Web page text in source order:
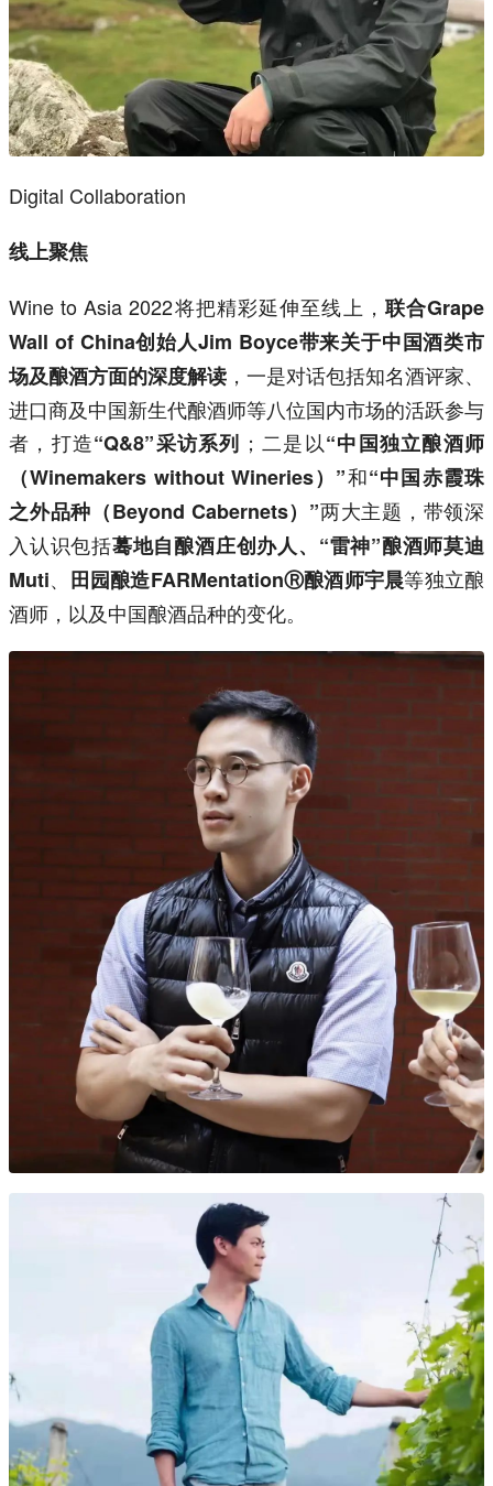
Digital Collaboration
线上聚焦
Wine to Asia 2022将把精彩延伸至线上， 联合Grape
Wall of China创始人Jim Boyce带来关于中国酒类市
场及酿酒方面的深度解读 ，一是对话包括知名酒评家、
进口商及中国新生代酿酒师等八位国内市场的活跃参与
者，打造“Q&8”采访系列 ；二是以“中国独立酿酒师
（Winemakers without Wineries）”和“中国赤霞珠
之外品种（Beyond Cabernets）”两大主题，带领深
入认识包括蓦地自酿酒庄创办人、“雷神”酿酒师莫迪
Muti、 田园酿造FARMentationⓇ酿酒师宇晨等独立酿
酒师，以及中国酿酒品种的变化。